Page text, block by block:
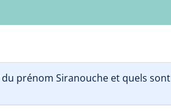
du prénom Siranouche et quels sont